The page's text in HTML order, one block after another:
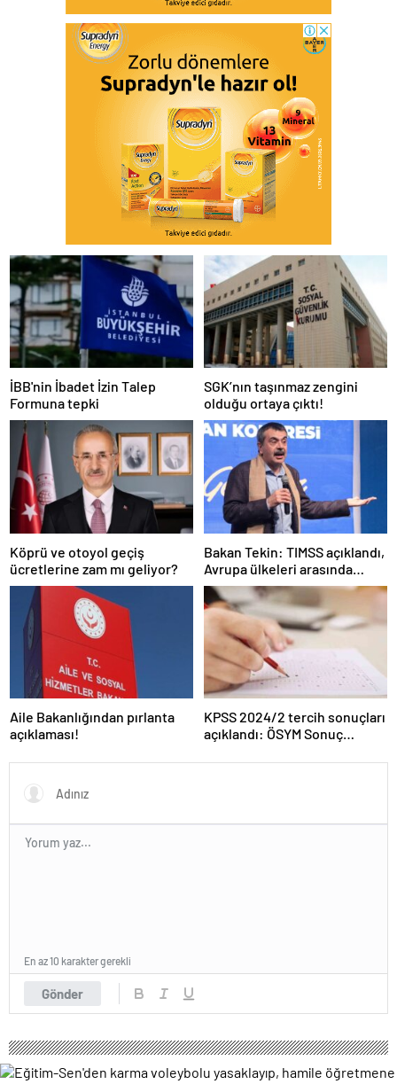
İBB'nin İbadet İzin Talep
Formuna tepki
SGK’nın taşınmaz zengini
olduğu ortaya çıktı!
Köprü ve otoyol geçiş
ücretlerine zam mı geliyor?
Bakan Tekin: TIMSS açıklandı,
Avrupa ülkeleri arasında
birinciyiz
Aile Bakanlığından pırlanta
açıklaması!
KPSS 2024/2 tercih sonuçları
açıklandı: ÖSYM Sonuç
Gönder
En az 10 karakter gerekli